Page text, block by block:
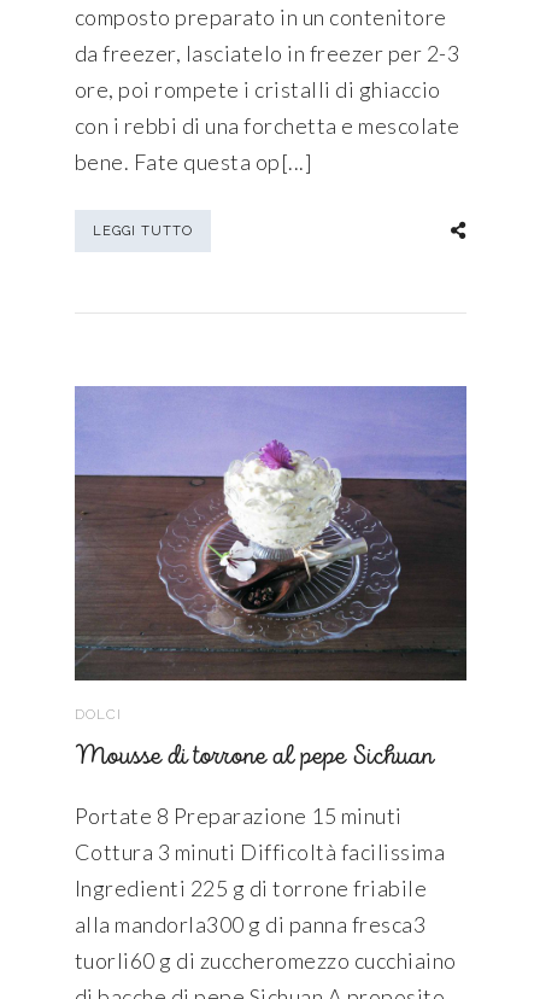
composto preparato in un contenitore
da freezer, lasciatelo in freezer per 2-3
ore, poi rompete i cristalli di ghiaccio
con i rebbi di una forchetta e mescolate
bene. Fate questa op[...]
LEGGI TUTTO
DOLCI
Mousse di torrone al pepe Sichuan
Portate 8 Preparazione 15 minuti
Cottura 3 minuti Difficoltà facilissima
Ingredienti 225 g di torrone friabile
alla mandorla300 g di panna fresca3
tuorli60 g di zuccheromezzo cucchiaino